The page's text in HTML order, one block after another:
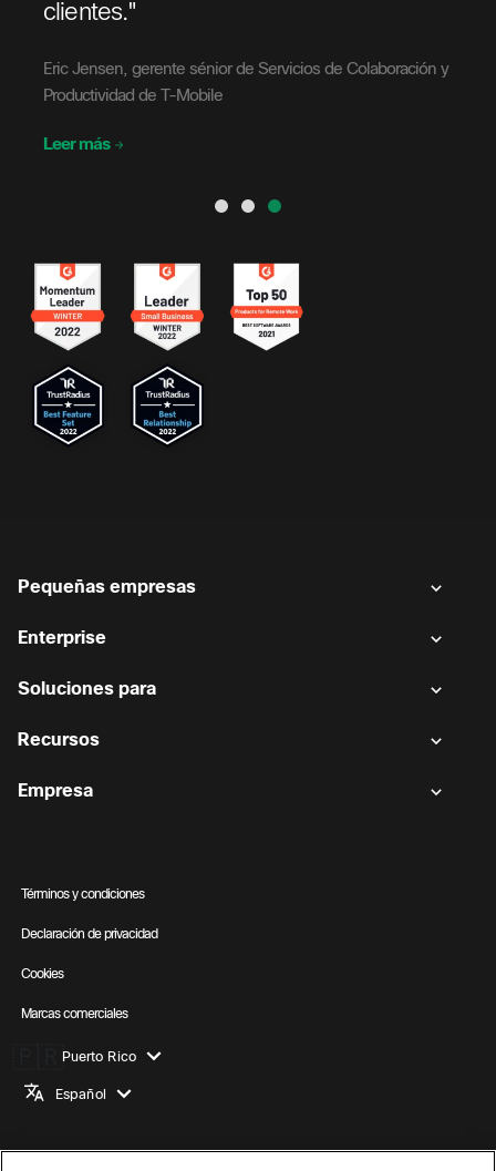
clientes."
Eric Jensen, gerente sénior de Servicios de Colaboración y
Productividad de T-Mobile
Leer más
Pequeñas empresas
Enterprise
Soluciones para
Recursos
Empresa
Términos y condiciones
Declaración de privacidad
Cookies
Marcas comerciales
Puerto Rico
Español